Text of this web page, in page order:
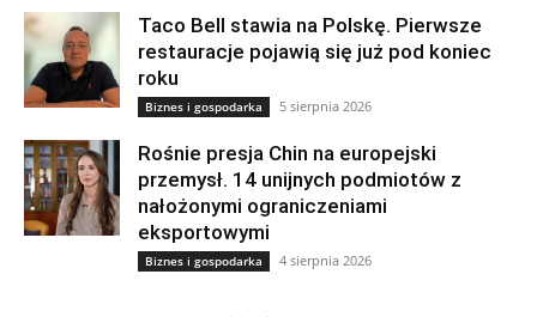
Taco Bell stawia na Polskę. Pierwsze
restauracje pojawią się już pod koniec
roku
Biznes i gospodarka 5 sierpnia 2026
Rośnie presja Chin na europejski
przemysł. 14 unijnych podmiotów z
nałożonymi ograniczeniami
eksportowymi
Biznes i gospodarka 4 sierpnia 2026